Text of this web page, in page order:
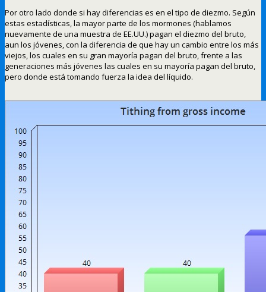
Por otro lado donde si hay diferencias es en el tipo de diezmo. Según
estas estadísticas, la mayor parte de los mormones (hablamos
nuevamente de una muestra de EE.UU.) pagan el diezmo del bruto,
aun los jóvenes, con la diferencia de que hay un cambio entre los más
viejos, los cuales en su gran mayoría pagan del bruto, frente a las
generaciones más jóvenes las cuales en su mayoría pagan del bruto,
pero donde está tomando fuerza la idea del líquido.